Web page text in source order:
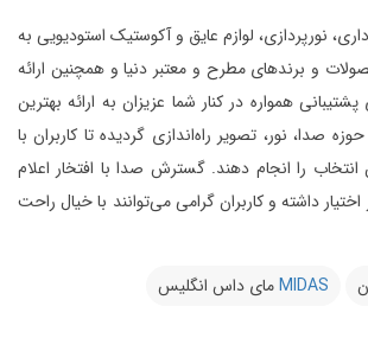
تصویربرداری، نورپردازی، لوازم عایق و آکوستیک استودیویی به
متخصص و به لطف تجربه‌ی 15 ساله خود با ارائه محصولات و برندهای مطرح و معتبر دنیا و همچنین ارائه
همواره در کنار شما عزیزان به ارائه بهترین
نور، تصویر راه‌اندازی گردیده تا کاربران با
را انجام دهند. گسترش صدا با افتخار اعلام
جمله برندهای زیر را در اختیار داشته و کاربران گرامی می‌توانند با خیال راحت
MIDAS مای داس انگلیس